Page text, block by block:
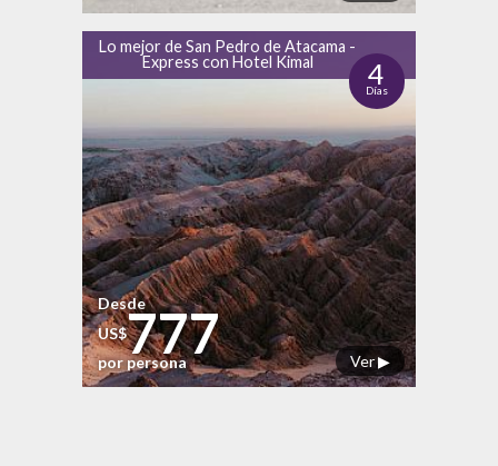
Lo mejor de San Pedro de Atacama -
Express con Hotel Kimal
4
Días
Ver ▶
Desde
US$777
por persona